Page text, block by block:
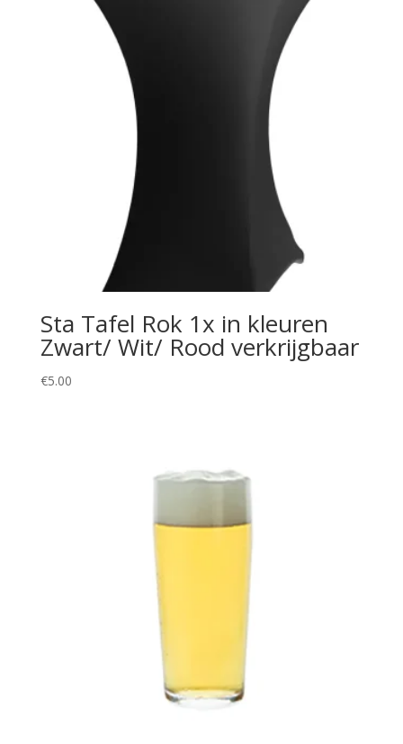
Sta Tafel Rok 1x in kleuren
Zwart/ Wit/ Rood verkrijgbaar
€5.00